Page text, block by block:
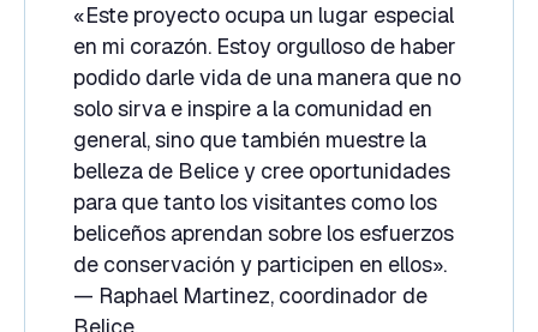
«Este proyecto ocupa un lugar especial
en mi corazón. Estoy orgulloso de haber
podido darle vida de una manera que no
solo sirva e inspire a la comunidad en
general, sino que también muestre la
belleza de Belice y cree oportunidades
para que tanto los visitantes como los
beliceños aprendan sobre los esfuerzos
de conservación y participen en ellos».
— Raphael Martinez, coordinador de